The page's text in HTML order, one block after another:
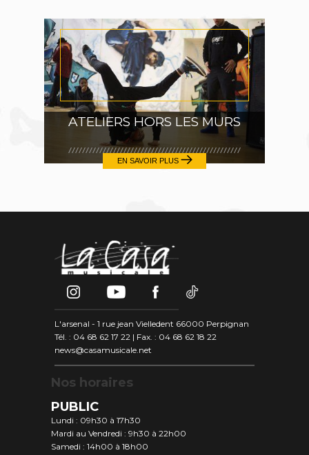
ATELIERS HORS LES MURS
EN SAVOIR PLUS
L'arsenal - 1 rue jean Vielledent 66000 Perpignan
Tél. : 04 68 62 17 22 | Fax. : 04 68 62 18 22
news@casamusicale.net
Nos horaires
PUBLIC
Lundi : 09h30 à 17h30
Mardi au Vendredi : 9h30 à 22h00
Samedi : 14h00 à 18h00